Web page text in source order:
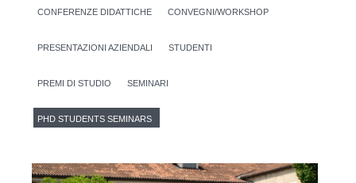
CONFERENZE DIDATTICHE CONVEGNI/WORKSHOP
PRESENTAZIONI AZIENDALI STUDENTI
PREMI DI STUDIO SEMINARI
PHD STUDENTS SEMINARS